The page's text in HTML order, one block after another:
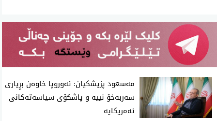
مەسعود پزیشکیان: ئەوروپا خاوەن بڕیاری
سەربەخۆ نییە و پاشکۆی سیاسەتەکانی
ئەمریکایە